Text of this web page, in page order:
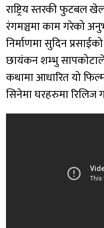
राष्ट्रिय स्तरकी फुटबल
रंगमञ्चमा काम गरेको
निर्माणमा सुदिन
छायंकन शम्भु सापकोटाले
कथामा आधारित यो
सिनेमा घरहरुमा रिलिज